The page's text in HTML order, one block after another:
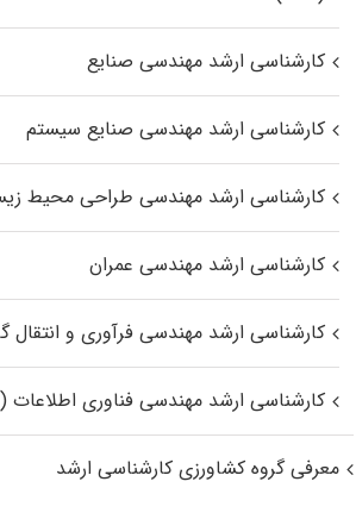
کارشناسی ارشد مهندسی صنایع
کارشناسی ارشد مهندسی صنایع سیستم
کارشناسی ارشد مهندسی طراحی محیط
کارشناسی ارشد مهندسی عمران
کارشناسی ارشد مهندسی فرآوری و انتقال
کارشناسی ارشد مهندسی فناوری اطلاعات (IT)
معرفی گروه کشاورزی کارشناسی ارشد